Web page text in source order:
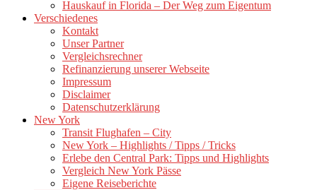
Hauskauf in Florida – Der Weg zum Eigentum
Verschiedenes
Kontakt
Unser Partner
Vergleichsrechner
Refinanzierung unserer Webseite
Impressum
Disclaimer
Datenschutzerklärung
New York
Transit Flughafen – City
New York – Highlights / Tipps / Tricks
Erlebe den Central Park: Tipps und Highlights
Vergleich New York Pässe
Eigene Reiseberichte